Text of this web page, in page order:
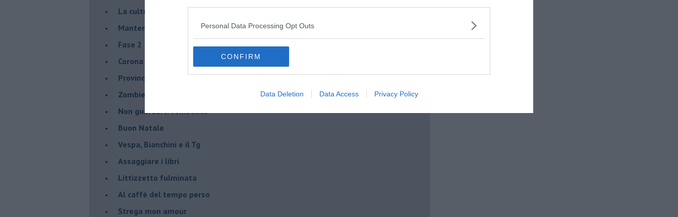
Personal Data Processing Opt Outs
CONFIRM
Data Deletion Data Access Privacy Policy
La cultura a Piombino, vignette di Lupi e Guerrini
Manteniamo le distanze
Fase 2
Corona Virus
Provincialismi
Zombie letterari
Non guardarti l'ombelico
Buon Natale
Vespa, Bianchini e il Tg
Assaggiare i libri
Littizzetto fulminata
Al caffè del tempo perso
Strega mon amour